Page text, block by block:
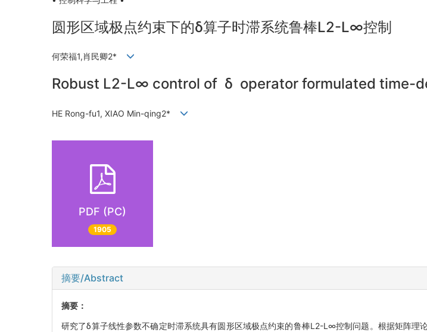
圆形区域极点约束下的δ算子时滞系统鲁棒L2-L∞控制
何荣福1,肖民卿2*
Robust L2-L∞ control of δ operator formulated time-
HE Rong-fu1, XIAO Min-qing2*
PDF (PC)
1905
摘要/Abstract
摘要：
研究了δ算子线性参数不确定时滞系统具有圆形区域极点约束的鲁棒L2-L∞控制问题。根据矩阵理